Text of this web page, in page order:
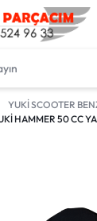
YUKİ SCOOTER
HAMMER 50 CC